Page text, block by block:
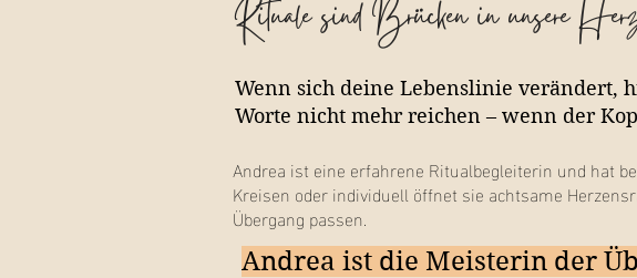
Rituale sind Brücken in unsere
Wenn sich deine Lebenslinie verändert,
Worte nicht mehr reichen – wenn der
Andrea ist eine erfahrene Ritualbegleiterin und hat
Kreisen oder individuell öffnet sie achtsame
Übergang passen.
Andrea ist die Meisterin der